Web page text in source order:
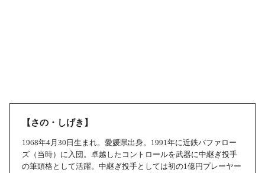
【さの・しげき】
1968年4月30日生まれ。愛媛県出身。1991年に近鉄バファロー
ズ（当時）に入団。卓越したコントロールを武器に中継ぎ投手
の筆頭格として活躍。中継ぎ投手としては初の1億円プレーヤー